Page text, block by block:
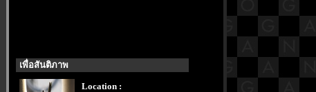
เพื่อสันติภาพ
Location :